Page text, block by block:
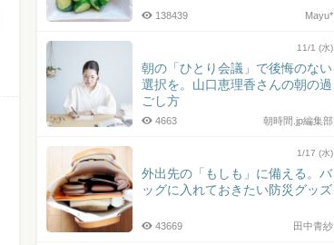
Mayu*
138439
11/1 (水)
朝の「ひとり会議」で後悔のない
選択を。山口恵理香さんの朝の過
ごし方
朝時間.jp編集部
4663
1/17 (水)
外出先の「もしも」に備える。バ
ッグに入れておきたい防災グッズ
田中青紗
43669